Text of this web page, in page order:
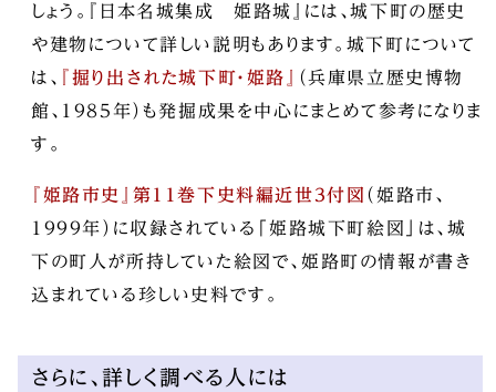
しょう。『日本名城集成 姫路城』には、城下町の歴史
や建物について詳しい説明もあります。城下町について
は、 『掘り出された城下町・姫路』
（兵庫県立歴史博物
館、1985年）も発掘成果を中心にまとめて参考になりま
す。
『姫路市史』第11巻下史料編近世3付図 （姫路市、
1999年）に収録されている「姫路城下町絵図」は、城
下の町人が所持していた絵図で、姫路町の情報が書き
込まれている珍しい史料です。
さらに、詳しく調べる人には